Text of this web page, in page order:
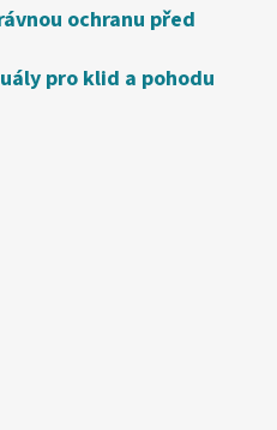
ochranu před
pro klid a pohodu